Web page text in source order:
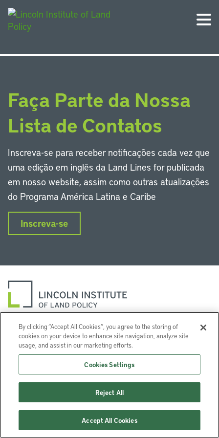
Faça Parte da Nossa
Lista de Contatos
Inscreva-se para receber notificações cada vez que
uma edição em inglês da Land Lines for publicada
em nosso website, assim como outras atualizações
do Programa América Latina e Caribe
Inscreva-se
LinkedInInstagramFacebookTwitterYouTubePodcasts
Lincoln Institute of Land Policy © 2024
113 Brattle St, Cambridge, MA 02138-3400 USA
Ajuda
Privacidade Termos de Serviço
By clicking “Accept All Cookies”, you agree to the storing of
cookies on your device to enhance site navigation, analyze site
usage, and assist in our marketing efforts.
Cookies Settings
Reject All
Accept All Cookies